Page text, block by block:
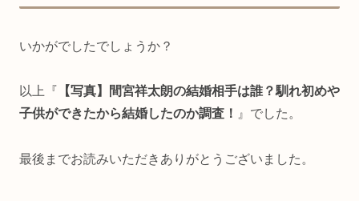
いかがでしたでしょうか？
以上『 【写真】間宮祥太朗の結婚相手は誰？馴れ初めや
子供ができたから結婚したのか調査！ 』でした。
最後までお読みいただきありがとうございました。